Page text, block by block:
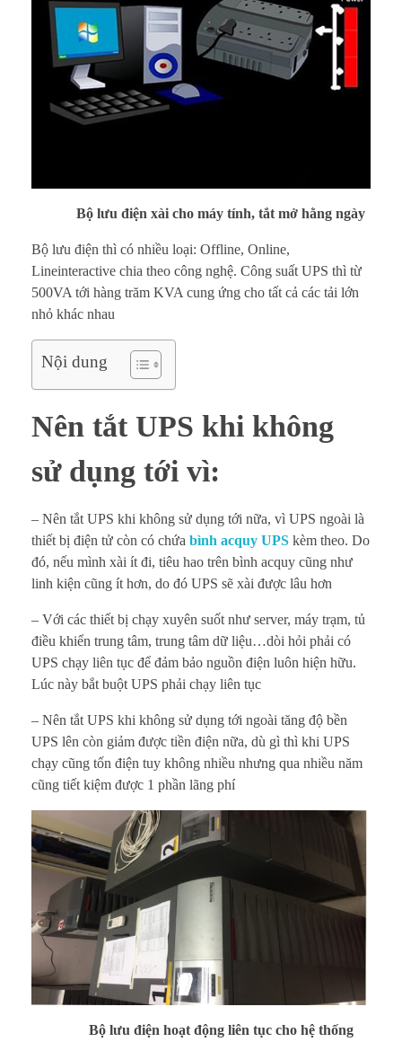
ô
g
s
ử
ụ
đ
ế
Bộ lưu điện xài cho máy tính, tắt mở hằng ngày
Bộ lưu điện thì có nhiều loại: Offline, Online,
Lineinteractive chia theo công nghệ. Công suất UPS thì từ
500VA tới hàng trăm KVA cung ứng cho tất cả các tải lớn
nhỏ khác nhau
Nội dung
Nên tắt UPS khi không
sử dụng tới vì:
– Nên tắt UPS khi không sử dụng tới nữa, vì UPS ngoài là
thiết bị điện tử còn có chứa bình acquy UPS kèm theo. Do
đó, nếu mình xài ít đi, tiêu hao trên bình acquy cũng như
linh kiện cũng ít hơn, do đó UPS sẽ xài được lâu hơn
– Với các thiết bị chạy xuyên suốt như server, máy trạm, tủ
điều khiển trung tâm, trung tâm dữ liệu…dòi hỏi phải có
UPS chạy liên tục để đảm bảo nguồn điện luôn hiện hữu.
Lúc này bắt buột UPS phải chạy liên tục
– Nên tắt UPS khi không sử dụng tới ngoài tăng độ bền
UPS lên còn giảm được tiền điện nữa, dù gì thì khi UPS
chạy cũng tốn điện tuy không nhiều nhưng qua nhiều năm
cũng tiết kiệm được 1 phần lãng phí
Bộ lưu điện hoạt động liên tục cho hệ thống